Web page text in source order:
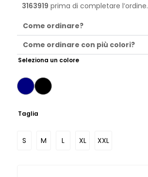
3163919 prima di completare l’ordine.
Come ordinare?
Come ordinare con più colori?
Seleziona un colore
Taglia
S M L XL XXL